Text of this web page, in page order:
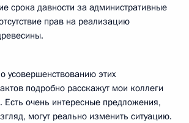
срока давности за административные
прав на реализацию
усовершенствованию этих
подробно расскажут мои коллеги
Есть очень интересные предложения,
могут реально изменить ситуацию.